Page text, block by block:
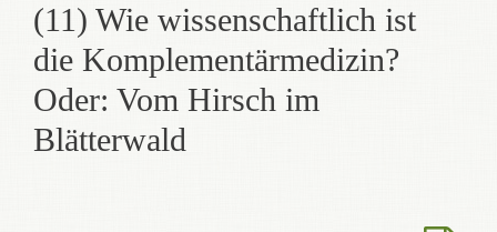
(11) Wie wissenschaftlich ist
die Komplementärmedizin?
Oder: Vom Hirsch im
Blätterwald